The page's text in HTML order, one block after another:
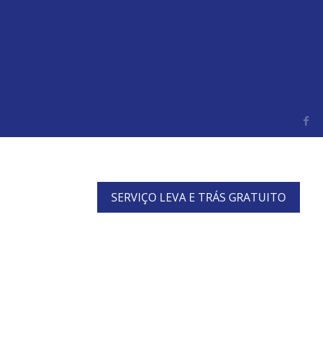
SERVIÇO LEVA E TRÁS GRATUITO